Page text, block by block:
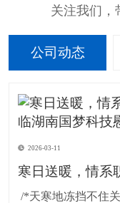
关注我们，
公司动态
2026-03-11